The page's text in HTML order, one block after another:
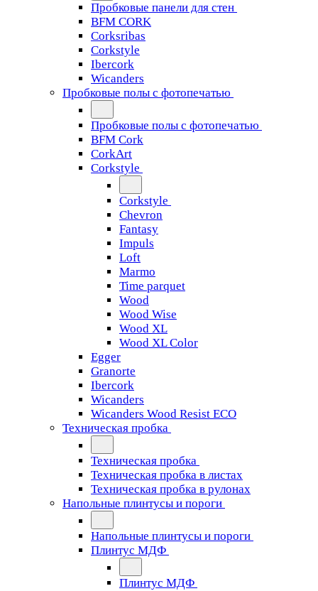
Пробковые панели для стен
BFM CORK
Corksribas
Corkstyle
Ibercork
Wicanders
Пробковые полы с фотопечатью
Пробковые полы с фотопечатью
BFM Cork
CorkArt
Corkstyle
Corkstyle
Chevron
Fantasy
Impuls
Loft
Marmo
Time parquet
Wood
Wood Wise
Wood XL
Wood XL Color
Egger
Granorte
Ibercork
Wicanders
Wicanders Wood Resist ECO
Техническая пробка
Техническая пробка
Техническая пробка в листах
Техническая пробка в рулонах
Напольные плинтусы и пороги
Напольные плинтусы и пороги
Плинтус МДФ
Плинтус МДФ